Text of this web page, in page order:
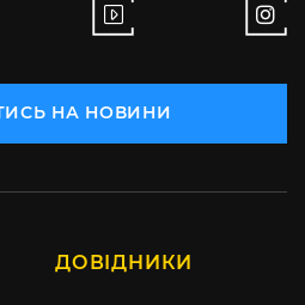
НА НОВИНИ
ДОВІДНИКИ